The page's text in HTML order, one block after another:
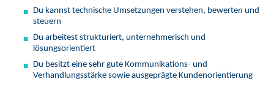
Du kannst technische Umsetzungen verstehen, bewerten und
steuern
Du arbeitest strukturiert, unternehmerisch und
lösungsorientiert
Du besitzt eine sehr gute Kommunikations- und
Verhandlungsstärke sowie ausgeprägte Kundenorientierung